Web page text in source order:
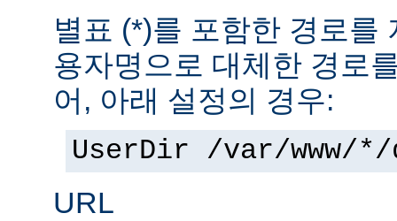
별표 (*)를 포함한 경로를
용자명으로 대체한 경로
어, 아래 설정의 경우:
UserDir /var/www/*/
URL